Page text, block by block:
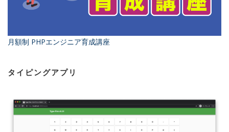
月額制 PHPエンジニア育成講座
タイピングアプリ